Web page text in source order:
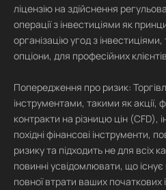
ліцензію на здійснення
операції з інвестиціями як
організацію угод з
опціони, для професійних
Попередження про ризик:
інструментами, такими як
контракти на різницю цін (CFD),
похідні фінансові інструменти,
ризику та підходить не для всіх
повинні усвідомлювати, що існує
повної втрати ваших початкових